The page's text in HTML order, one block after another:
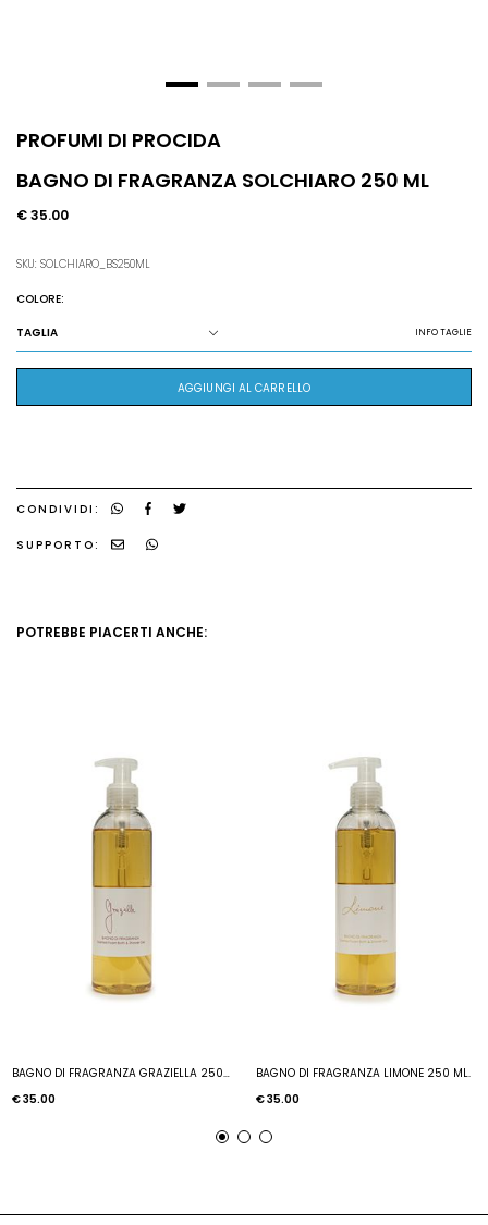
PROFUMI DI PROCIDA
BAGNO DI FRAGRANZA SOLCHIARO 250 ML
€ 35.00
SKU: SOLCHIARO_BS250ML
COLORE:
TAGLIA INFO TAGLIE
AGGIUNGI AL CARRELLO
CONDIVIDI:
SUPPORTO:
POTREBBE PIACERTI ANCHE:
BAGNO DI FRAGRANZA GRAZIELLA 250 ML.
€ 35.00
BAGNO DI FRAGRANZA LIMONE 250 ML.
€ 35.00